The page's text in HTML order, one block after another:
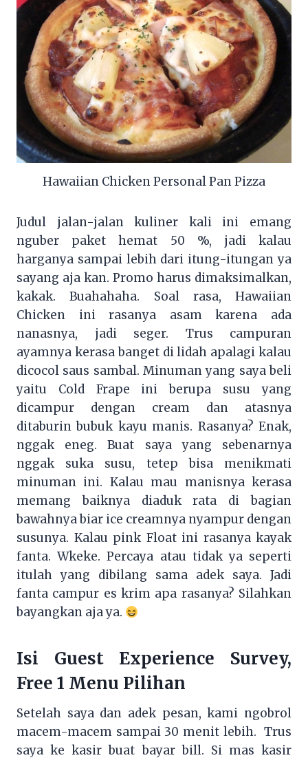
Hawaiian Chicken Personal Pan Pizza
Judul jalan-jalan kuliner kali ini emang
nguber paket hemat 50 %, jadi kalau
harganya sampai lebih dari itung-itungan ya
sayang aja kan. Promo harus dimaksimalkan,
kakak. Buahahaha. Soal rasa, Hawaiian
Chicken ini rasanya asam karena ada
nanasnya, jadi seger. Trus campuran
ayamnya kerasa banget di lidah apalagi kalau
dicocol saus sambal. Minuman yang saya beli
yaitu Cold Frape ini berupa susu yang
dicampur dengan cream dan atasnya
ditaburin bubuk kayu manis. Rasanya? Enak,
nggak eneg. Buat saya yang sebenarnya
nggak suka susu, tetep bisa menikmati
minuman ini. Kalau mau manisnya kerasa
memang baiknya diaduk rata di bagian
bawahnya biar ice creamnya nyampur dengan
susunya. Kalau pink Float ini rasanya kayak
fanta. Wkeke. Percaya atau tidak ya seperti
itulah yang dibilang sama adek saya. Jadi
fanta campur es krim apa rasanya? Silahkan
bayangkan aja ya.
Isi Guest Experience Survey,
Free 1 Menu Pilihan
Setelah saya dan adek pesan, kami ngobrol
macem-macem sampai 30 menit lebih. Trus
saya ke kasir buat bayar bill. Si mas kasir